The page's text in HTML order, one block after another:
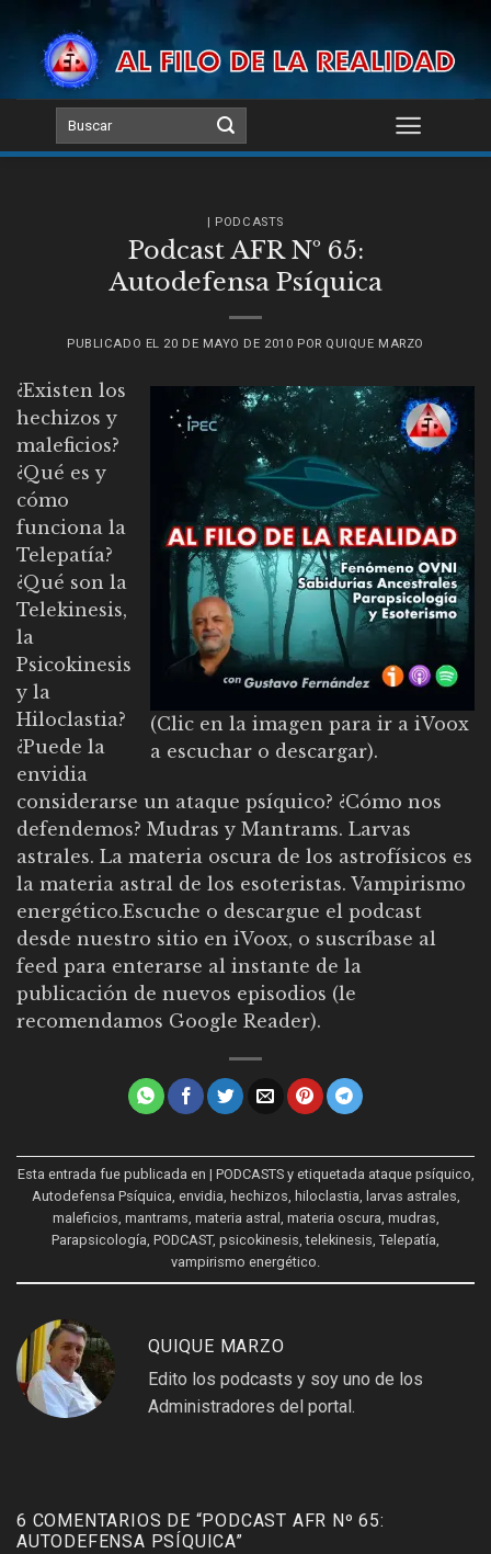
content
| PODCASTS
Podcast AFR Nº 65:
Autodefensa Psíquica
PUBLICADO EL 20 DE MAYO DE 2010 POR QUIQUE MARZO
(Clic en la imagen para ir a iVoox
a escuchar o descargar).
¿Existen los
hechizos y
maleficios?
¿Qué es y
cómo
funciona la
Telepatía?
¿Qué son la
Telekinesis,
la
Psicokinesis
y la
Hiloclastia?
¿Puede la
envidia
considerarse un ataque psíquico? ¿Cómo nos
defendemos? Mudras y Mantrams. Larvas
astrales. La materia oscura de los astrofísicos es
la materia astral de los esoteristas. Vampirismo
energético.Escuche o descargue el podcast
desde nuestro sitio en iVoox, o suscríbase al
feed para enterarse al instante de la
publicación de nuevos episodios (le
recomendamos Google Reader).
Esta entrada fue publicada en | PODCASTSy etiquetada ataque psíquico
Autodefensa Psíquica envidia hechizos hiloclastia larvas astrales
maleficios mantrams materia astral materia oscura mudras
Parapsicología PODCAST, psicokinesis ,telekinesis Telepatía
vampirismo energético
QUIQUE MARZO
Edito los podcasts y soy uno de los
Administradores del portal.
6 COMENTARIOS DE “PODCAST AFR Nº 65:
AUTODEFENSA PSÍQUICA”